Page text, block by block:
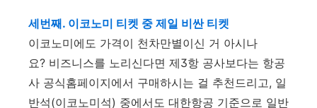
세번째. 이코노미 티켓 중 제일 비싼 티켓
이코노미에도 가격이 천차만별이신 거 아시나
요? 비즈니스를 노리신다면 제3항 공사보다는 항공
사 공식홈페이지에서 구매하시는 걸 추천드리고, 일
반석(이코노미석) 중에서도 대한항공 기준으로 일반